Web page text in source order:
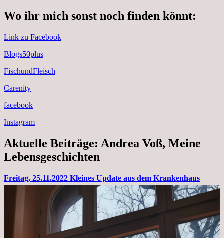
Wo ihr mich sonst noch finden könnt:
Link zu Facebook
Blogs50plus
FischundFleisch
Carenity
facebook
Instagram
Aktuelle Beiträge: Andrea Voß, Meine
Lebensgeschichten
Freitag, 25.11.2022 Kleines Update aus dem Krankenhaus